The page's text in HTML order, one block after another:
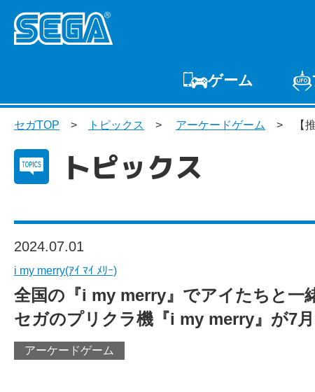
ゲーム
ゲームTOP 家庭用
プ
セガTOP トピックス アーケードゲーム 【
トピックス
2024.07.01
i my merry(ｱｲ ﾏｲ ﾒﾘｰ)
全国の『i my merry』でアイたちと一
セガのプリクラ機『i my merry』が7
アーケードゲーム